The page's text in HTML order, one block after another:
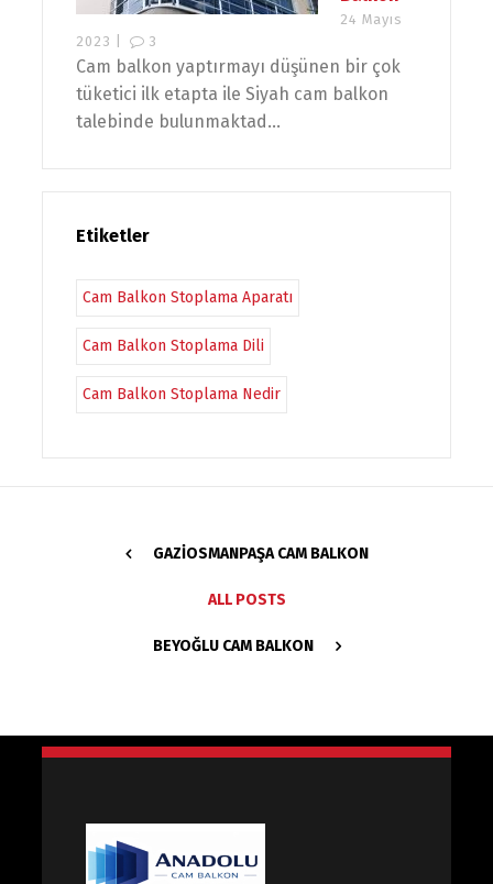
24 Mayıs
2023 |
3
Cam balkon yaptırmayı düşünen bir çok
tüketici ilk etapta ile Siyah cam balkon
talebinde bulunmaktad...
Etiketler
Cam Balkon Stoplama Aparatı
Cam Balkon Stoplama Dili
Cam Balkon Stoplama Nedir
GAZIOSMANPAŞA CAM BALKON
ALL POSTS
BEYOĞLU CAM BALKON